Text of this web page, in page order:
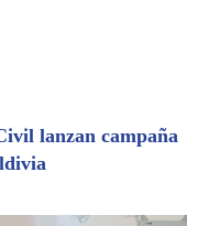
lanzan campaña